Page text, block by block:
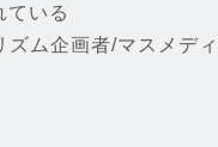
ている
ム企画者/マスメデ